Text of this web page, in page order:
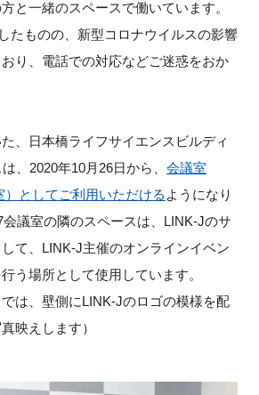
と一緒のスペースで働いています。
たものの、新型コロナウイルスの影響
り、電話での対応などご迷惑をおか
、日本橋ライフサイエンスビルディ
、2020年10月26日から、 会議室
）としてご利用いただける ようになり
会議室の隣のスペースは、LINK-Jのサ
て、LINK-J主催のオンラインイベン
う場所として使用しています。
は、壁側にLINK-Jのロゴの模様を配
映えします）